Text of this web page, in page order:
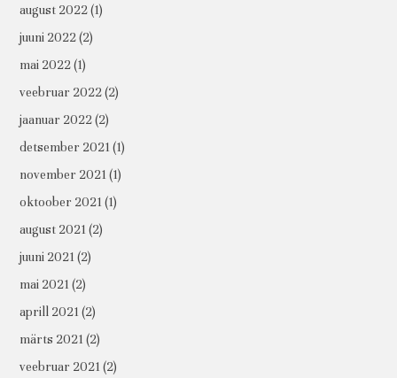
august 2022(1)
juuni 2022(2)
mai 2022(1)
veebruar 2022(2)
jaanuar 2022(2)
detsember 2021(1)
november 2021(1)
oktoober 2021(1)
august 2021(2)
juuni 2021(2)
mai 2021(2)
aprill 2021(2)
märts 2021(2)
veebruar 2021(2)